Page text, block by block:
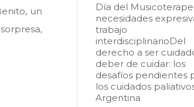
un
Día del
necesidades
trabajo
interdisciplinarioDel
derecho a ser
deber de cuidar: los
desafíos pendientes
los cuidados
Argentina